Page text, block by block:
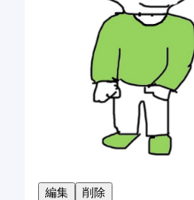
編集 削除